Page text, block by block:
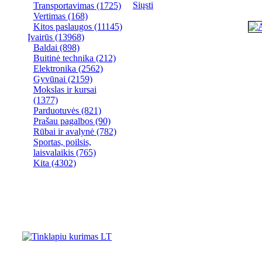
Transportavimas (1725)
Vertimas (168)
Kitos paslaugos (11145)
Įvairūs (13968)
Baldai (898)
Buitinė technika (212)
Elektronika (2562)
Gyvūnai (2159)
Mokslas ir kursai
(1377)
Parduotuvės (821)
Prašau pagalbos (90)
Rūbai ir avalynė (782)
Sportas, poilsis,
laisvalaikis (765)
Kita (4302)
Siųsti